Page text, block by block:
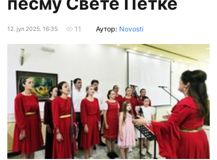
12. јул 2025. 16:35 11 Аутор: Novosti